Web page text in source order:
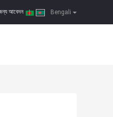
Bengali
আবেদন |